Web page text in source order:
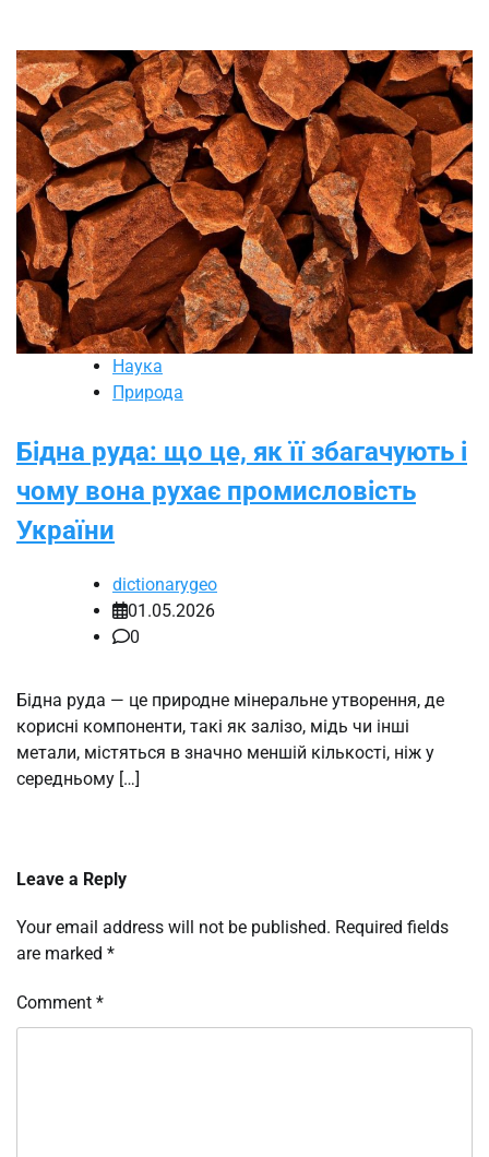
Наука
Природа
Бідна руда: що це, як її збагачують і
чому вона рухає промисловість
України
dictionarygeo
01.05.2026
0
Бідна руда — це природне мінеральне утворення, де
корисні компоненти, такі як залізо, мідь чи інші
метали, містяться в значно меншій кількості, ніж у
середньому […]
Leave a Reply
Your email address will not be published. Required fields
are marked *
Comment *